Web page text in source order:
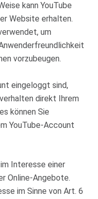
kann YouTube
Website erhalten.
um
vorzubeugen.
eingeloggt sind,
direkt Ihrem
können Sie
YouTube-Account
Interesse einer
Online-Angebote.
im Sinne von Art. 6